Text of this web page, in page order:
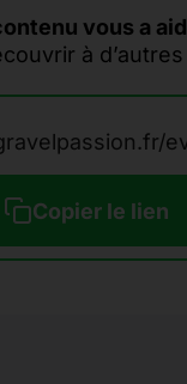
vous a
à
Copier le lien